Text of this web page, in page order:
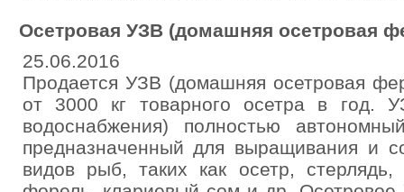
Осетровая УЗВ (домашняя осетровая
25.06.2016
Продается УЗВ (домашняя осетровая
от 3000 кг товарного осетра в год.
водоснабжения) полностью
предназначенный для выращивания и
видов рыб, таких как осетр, стерлядь,